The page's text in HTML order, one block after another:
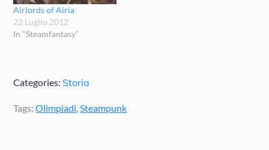
Airlords of Airia
22 Luglio 2012
In "Steamfantasy"
Categories: Storia
Tags:Olimpiadi,Steampunk